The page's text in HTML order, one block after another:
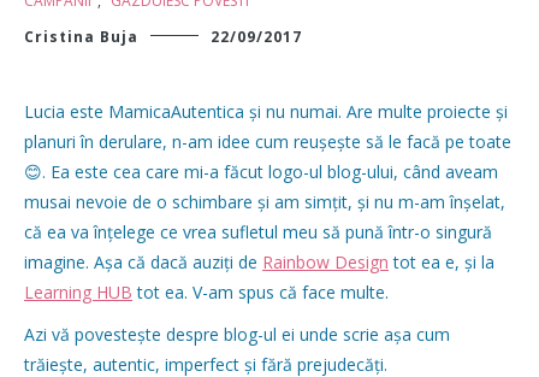
Cristina Buja
22/09/2017
Lucia este MamicaAutentica și nu numai. Are multe proiecte și
planuri în derulare, n-am idee cum reușește să le facă pe toate
😊. Ea este cea care mi-a făcut logo-ul blog-ului, când aveam
musai nevoie de o schimbare și am simțit, și nu m-am înșelat,
că ea va înțelege ce vrea sufletul meu să pună într-o singură
imagine. Așa că dacă auziți de Rainbow Design tot ea e, și la
Learning HUB tot ea. V-am spus că face multe.
Azi vă povestește despre blog-ul ei unde scrie așa cum
trăiește, autentic, imperfect și fără prejudecăți.